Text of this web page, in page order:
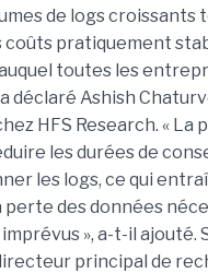
de logs croissants
pratiquement
toutes les
déclaré Ashish
HFS Research. « La
les durées de
les logs, ce qui
des données
», a-t-il ajouté.
principal de